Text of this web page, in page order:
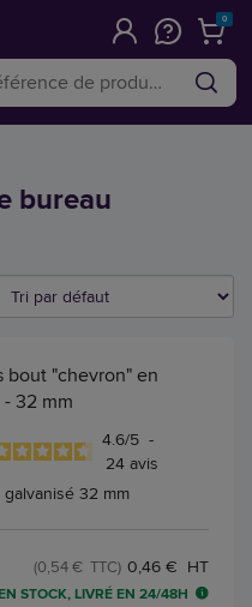
0
bureau
bout "chevron" en
32 mm
4.6/5 -
24avis
32 mm
0,46 € HT
(0,54 € TTC)
STOCK, LIVRÉ EN 24/48H